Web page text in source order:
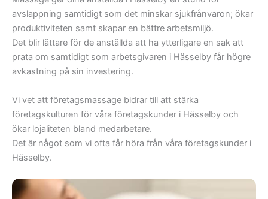
avslappning samtidigt som det minskar sjukfrånvaron; ökar
produktiviteten samt skapar en bättre arbetsmiljö.
Det blir lättare för de anställda att ha ytterligare en sak att
prata om samtidigt som arbetsgivaren i Hässelby får högre
avkastning på sin investering.
Vi vet att företagsmassage bidrar till att stärka
företagskulturen för våra företagskunder i Hässelby och
ökar lojaliteten bland medarbetare.
Det är något som vi ofta får höra från våra företagskunder i
Hässelby.